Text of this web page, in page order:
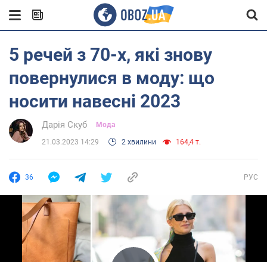
5 речей з 70-х, які знову
повернулися в моду: що
носити навесні 2023
Дарія Скуб Мода
21.03.2023 14:29 2 хвилини 164,4 т.
36 РУС